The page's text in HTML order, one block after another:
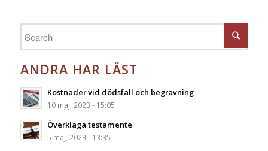
ANDRA HAR LÄST
Kostnader vid dödsfall och begravning
10 maj, 2023 - 15:05
Överklaga testamente
5 maj, 2023 - 13:35